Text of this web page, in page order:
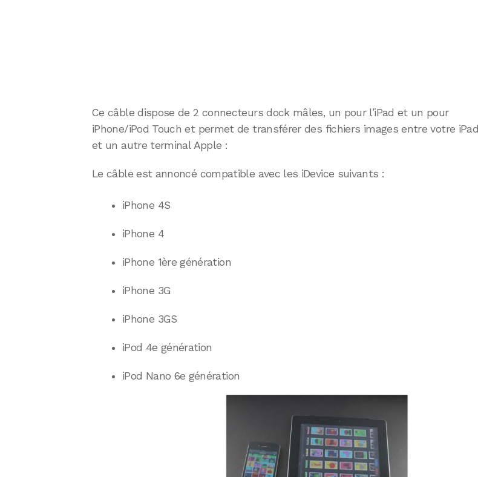
Ce câble dispose de 2 connecteurs dock mâles, un pour l’iPad et un pour
iPhone/iPod Touch et permet de transférer des fichiers images entre votre iPad
et un autre terminal Apple :
Le câble est annoncé compatible avec les iDevice suivants :
iPhone 4S
iPhone 4
iPhone 1ère génération
iPhone 3G
iPhone 3GS
iPod 4e génération
iPod Nano 6e génération